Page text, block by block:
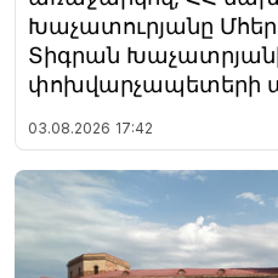
Խաչատուրյանը
Տիգրան
փոխվարչապետերի
03.08.2026 17:42